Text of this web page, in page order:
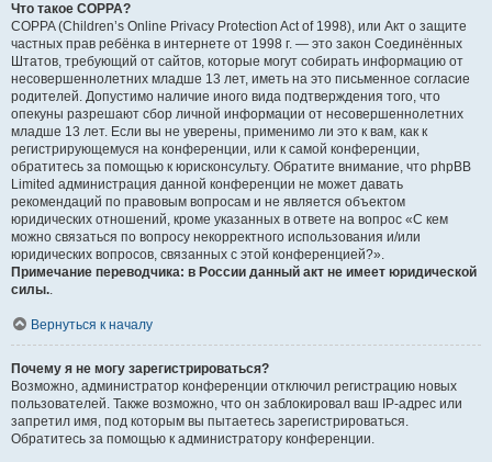
Что такое COPPA?
COPPA (Children’s Online Privacy Protection Act of 1998), или Акт о защите
частных прав ребёнка в интернете от 1998 г. — это закон Соединённых
Штатов, требующий от сайтов, которые могут собирать информацию от
несовершеннолетних младше 13 лет, иметь на это письменное согласие
родителей. Допустимо наличие иного вида подтверждения того, что
опекуны разрешают сбор личной информации от несовершеннолетних
младше 13 лет. Если вы не уверены, применимо ли это к вам, как к
регистрирующемуся на конференции, или к самой конференции,
обратитесь за помощью к юрисконсульту. Обратите внимание, что phpBB
Limited администрация данной конференции не может давать
рекомендаций по правовым вопросам и не является объектом
юридических отношений, кроме указанных в ответе на вопрос «С кем
можно связаться по вопросу некорректного использования и/или
юридических вопросов, связанных с этой конференцией?».
Примечание переводчика: в России данный акт не имеет юридической
силы..
Вернуться к началу
Почему я не могу зарегистрироваться?
Возможно, администратор конференции отключил регистрацию новых
пользователей. Также возможно, что он заблокировал ваш IP-адрес или
запретил имя, под которым вы пытаетесь зарегистрироваться.
Обратитесь за помощью к администратору конференции.